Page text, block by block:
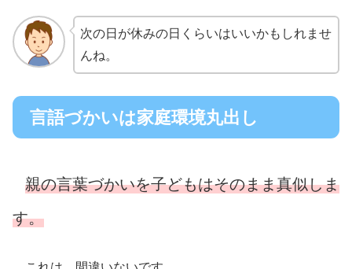
次の日が休みの日くらいはいいかもしれませ
んね。
言語づかいは家庭環境丸出し
親の言葉づかいを子どもはそのまま真似しま
す。